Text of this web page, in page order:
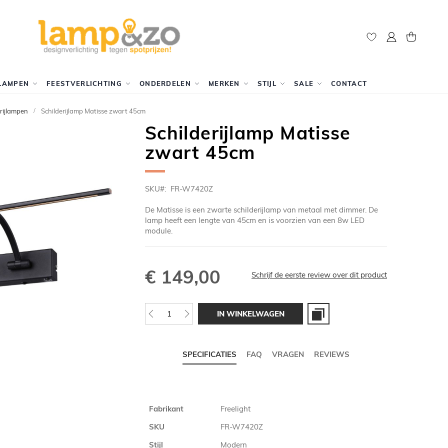
Mijn account
FEESTVERLICHTING ONDERDELEN MERKEN STIJL SALE CONTACT
Schilderijlamp Matisse zwart 45cm
Schilderijlamp Matisse
zwart 45cm
SKU FR-W7420Z
De Matisse is een zwarte schilderijlamp van metaal met dimmer. De
lamp heeft een lengte van 45cm en is voorzien van een 8w LED
module.
€ 149,00 Schrijf de eerste review over dit product
IN WINKELWAGEN
SPECIFICATIES FAQ VRAGEN REVIEWS
Meer
Fabrikant
Freelight
SKU
FR-W7420Z
Stijl
Modern